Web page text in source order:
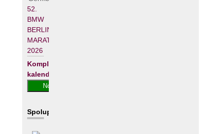
52.
BMW
BERLIN-
MARATHON
2026
Kompletní
kalendář
Spolupracujeme